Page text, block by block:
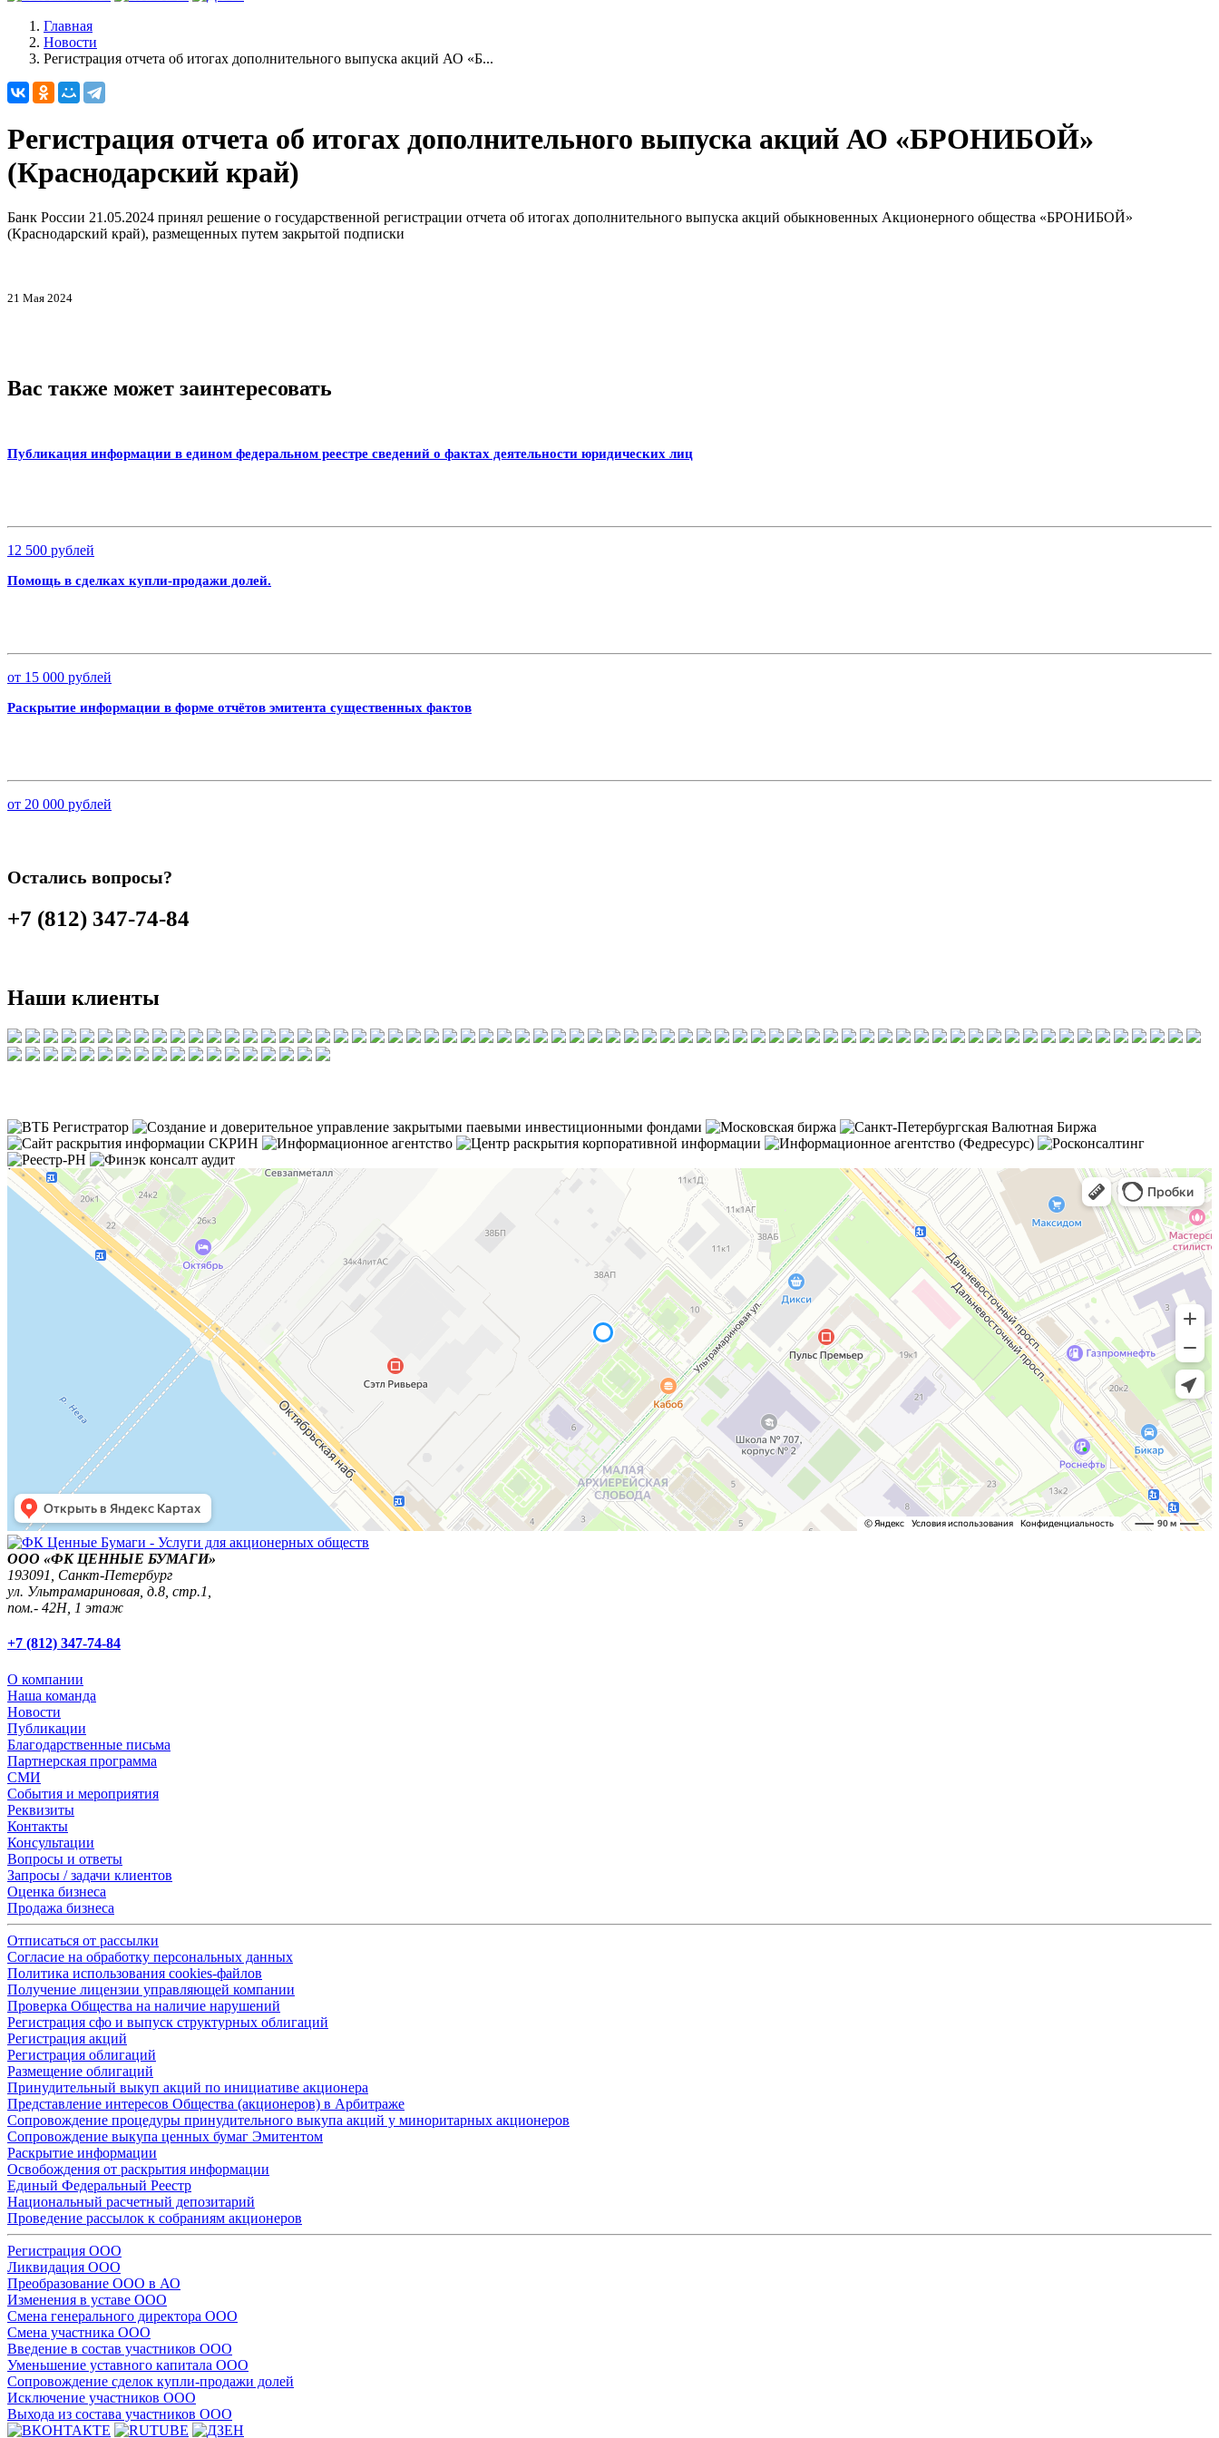
Главная
Новости
Регистрация отчета об итогах дополнительного выпуска акций АО «Б...
Регистрация отчета об итогах дополнительного выпуска акций АО «БРОНИБОЙ»
(Краснодарский край)
Банк России 21.05.2024 принял решение о государственной регистрации отчета об итогах дополнительного выпуска акций обыкновенных Акционерного общества «БРОНИБОЙ»
(Краснодарский край), размещенных путем закрытой подписки
21 Мая 2024
Вас также может заинтересовать
Публикация информации в едином федеральном реестре сведений о фактах деятельности юридических лиц
12 500 рублей
Помощь в сделках купли-продажи долей.
от 15 000 рублей
Раскрытие информации в форме отчётов эмитента существенных фактов
от 20 000 рублей
Остались вопросы?
+7 (812) 347-74-84
Наши клиенты
ООО «ФК ЦЕННЫЕ БУМАГИ»
193091, Санкт-Петербург
ул. Ультрамариновая, д.8, стр.1,
пом.- 42Н, 1 этаж
+7 (812) 347-74-84
О компании
Наша команда
Новости
Публикации
Благодарственные письма
Партнерская программа
СМИ
События и мероприятия
Реквизиты
Контакты
Консультации
Вопросы и ответы
Запросы / задачи клиентов
Оценка бизнеса
Продажа бизнеса
Отписаться от рассылки
Согласие на обработку персональных данных
Политика использования cookies-файлов
Получение лицензии управляющей компании
Проверка Общества на наличие нарушений
Регистрация сфо и выпуск структурных облигаций
Регистрация акций
Регистрация облигаций
Размещение облигаций
Принудительный выкуп акций по инициативе акционера
Представление интересов Общества (акционеров) в Арбитраже
Сопровождение процедуры принудительного выкупа акций у миноритарных акционеров
Сопровождение выкупа ценных бумаг Эмитентом
Раскрытие информации
Освобождения от раскрытия информации
Единый Федеральный Реестр
Национальный расчетный депозитарий
Проведение рассылок к собраниям акционеров
Регистрация ООО
Ликвидация ООО
Преобразование ООО в АО
Изменения в уставе ООО
Смена генерального директора ООО
Смена участника ООО
Введение в состав участников ООО
Уменьшение уставного капитала ООО
Сопровождение сделок купли-продажи долей
Исключение участников ООО
Выхода из состава участников ООО